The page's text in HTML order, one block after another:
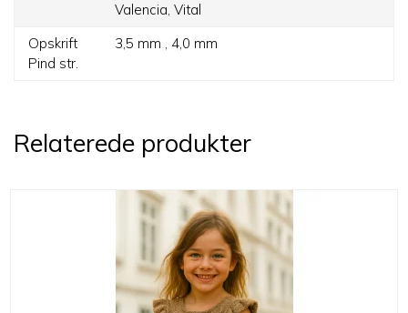
Valencia, Vital
Opskrift
Pind str.
3,5 mm , 4,0 mm
Relaterede produkter